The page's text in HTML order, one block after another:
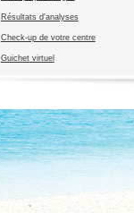
Résultats d'analyses
Check-up de votre centre
Guichet virtuel